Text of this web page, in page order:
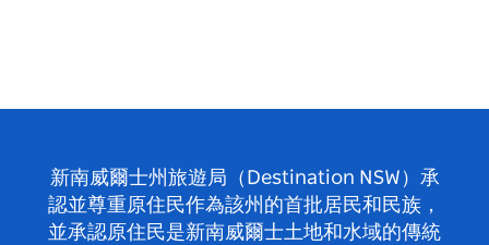
新南威爾士州旅遊局（Destination NSW）承
認並尊重原住民作為該州的首批居民和民族，
並承認原住民是新南威爾士土地和水域的傳統